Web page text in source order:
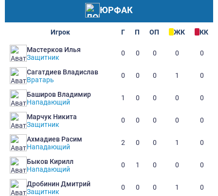
ЮРФАК
Игрок Г П ОП ЖК КК
Мастерков Илья
Защитник
0 0 0 0 0
Сагатдиев Владислав
Вратарь
0 0 0 1 0
Баширов Владимир
Нападающий
1 0 0 0 0
Марчук Никита
Защитник
0 0 0 0 0
Ахмадиев Расим
Нападающий
2 0 0 1 0
Быков Кирилл
Нападающий
0 1 0 0 0
Дробинин Дмитрий
Защитник
0 0 0 1 0